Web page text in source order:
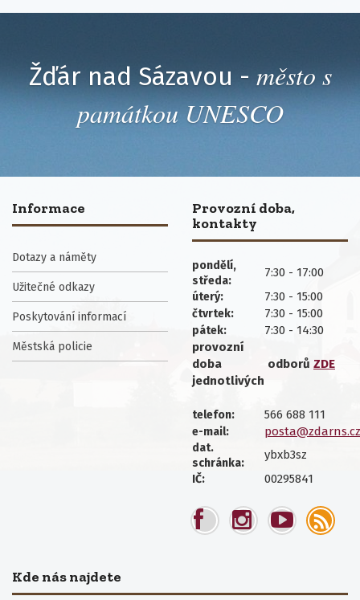
Žďár nad Sázavou - město s
památkou UNESCO
Informace
Dotazy a náměty
Užitečné odkazy
Poskytování informací
Městská policie
Provozní doba,
kontakty
pondělí,
středa:
7:30 - 17:00
úterý: 7:30 - 15:00
čtvrtek: 7:30 - 15:00
pátek:
7:30 - 14:30
provozní
doba
jednotlivých
odborů ZDE
telefon: 566 688 111
e-mail: posta@zdarns.cz
dat.
schránka:
ybxb3sz
IČ: 00295841
Kde nás najdete